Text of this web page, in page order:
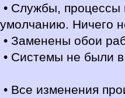
• Службы, процессы
умолчанию. Ничего
• Заменены обои
• Системы не были
• Все изменения